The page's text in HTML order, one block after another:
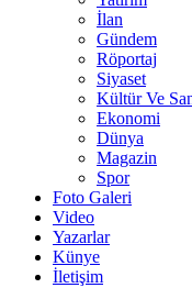
İlan
Gündem
Röportaj
Siyaset
Kültür Ve
Ekonomi
Dünya
Magazin
Spor
Foto Galeri
Video
Yazarlar
Künye
İletişim